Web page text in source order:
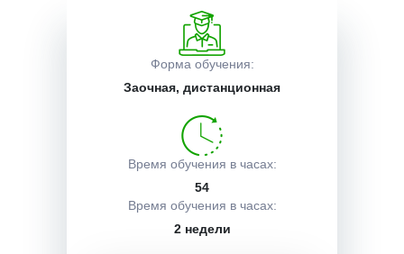
Форма обучения:
Заочная, дистанционная
Время обучения в часах:
54
Время обучения в часах:
2 недели
Описание курса
Получаемые документы
Условия поступления